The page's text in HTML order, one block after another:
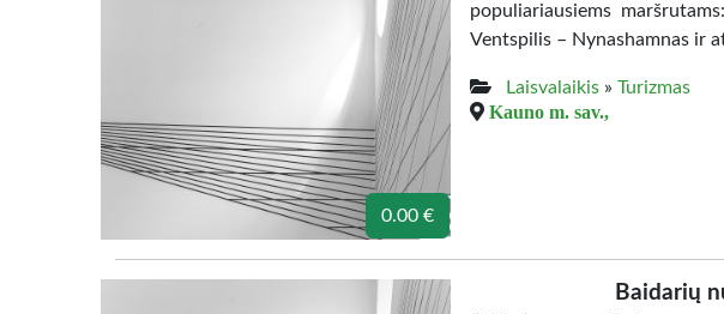
0.00 €
populiariausiems
Ventspilis – Nynashamnas ir
Laisvalaikis» Turizmas
Kauno m. sav.,
Baidarių